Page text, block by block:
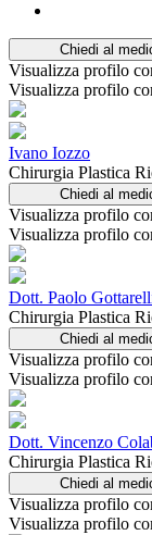
Chiedi al
Visualizza profilo
Visualizza profilo
Ivano Iozzo
Chirurgia Plastica
Chiedi al
Visualizza profilo
Visualizza profilo
Dott. Paolo
Chirurgia Plastica
Chiedi al
Visualizza profilo
Visualizza profilo
Dott. Vincenzo
Chirurgia Plastica
Chiedi al
Visualizza profilo
Visualizza profilo